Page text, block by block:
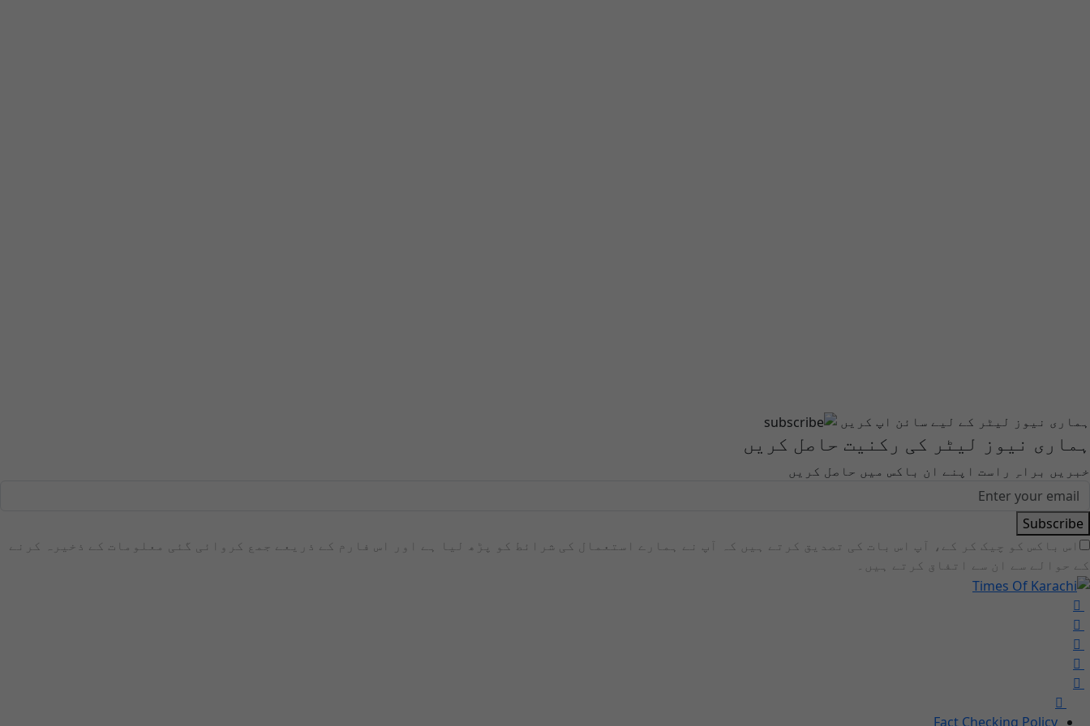
ہماری نیوز لیٹر کے لیے سائن اپ کریں
ہماری نیوز لیٹر کی رکنیت حاصل کریں
خبریں براہِ راست اپنے ان باکس میں حاصل کریں
Subscribe
اس باکس کو چیک کر کے، آپ اس بات کی تصدیق کرتے ہیں کہ آپ نے ہمارے استعمال کی شرائط کو پڑھ لیا ہے اور اس فارم کے ذریعے جمع کروائی گئی معلومات کے ذخیرہ کرنے
کے حوالے سے ان سے اتفاق کرتے ہیں۔
Fact Checking Policy